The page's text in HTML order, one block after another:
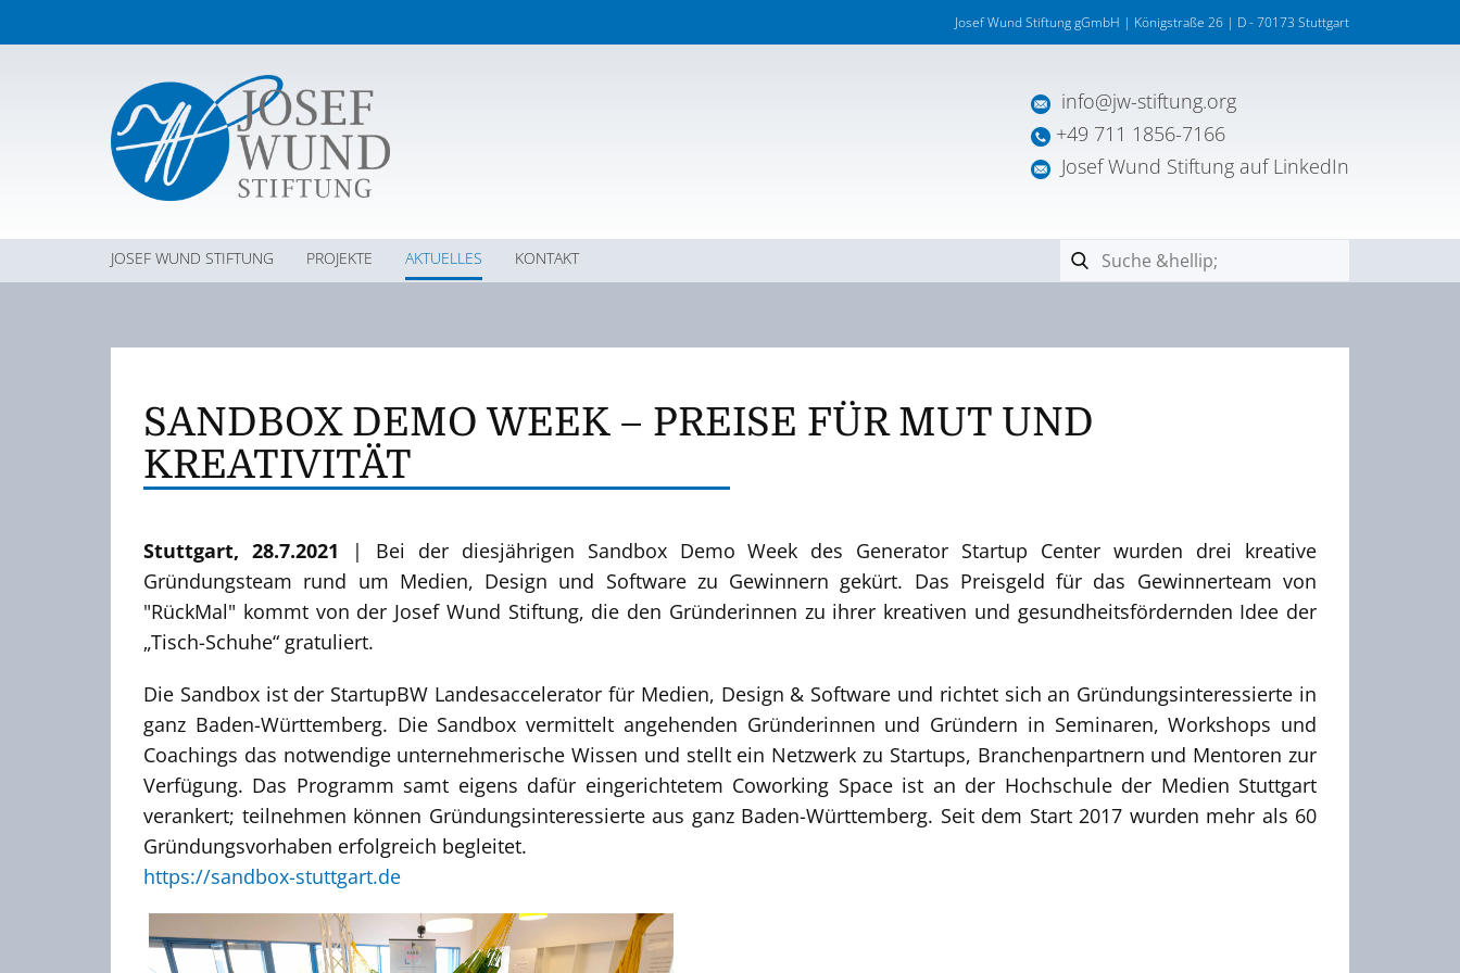
Josef Wund Stiftung gGmbH | Königstraße 26 | D - 70173 Stuttgart
info@jw-stiftung.org
+49 711 1856-7166
Josef Wund Stiftung auf LinkedIn
JOSEF WUND STIFTUNG PROJEKTE AKTUELLES KONTAKT
SANDBOX DEMO WEEK – PREISE FÜR MUT UND
KREATIVITÄT
Stuttgart, 28.7.2021 | Bei der diesjährigen Sandbox Demo Week des Generator Startup Center wurden drei kreative
Gründungsteam rund um Medien, Design und Software zu Gewinnern gekürt. Das Preisgeld für das Gewinnerteam von
"RückMal" kommt von der Josef Wund Stiftung, die den Gründerinnen zu ihrer kreativen und gesundheitsfördernden Idee der
„Tisch-Schuhe“ gratuliert.
Die Sandbox ist der StartupBW Landesaccelerator für Medien, Design & Software und richtet sich an Gründungsinteressierte in
ganz Baden-Württemberg. Die Sandbox vermittelt angehenden Gründerinnen und Gründern in Seminaren, Workshops und
Coachings das notwendige unternehmerische Wissen und stellt ein Netzwerk zu Startups, Branchenpartnern und Mentoren zur
Verfügung. Das Programm samt eigens dafür eingerichtetem Coworking Space ist an der Hochschule der Medien Stuttgart
verankert; teilnehmen können Gründungsinteressierte aus ganz Baden-Württemberg. Seit dem Start 2017 wurden mehr als 60
Gründungsvorhaben erfolgreich begleitet.
https://sandbox-stuttgart.de